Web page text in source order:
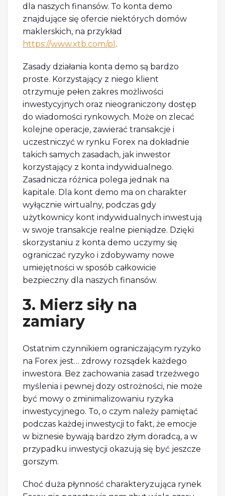
dla naszych finansów. To konta demo
znajdujące się ofercie niektórych domów
maklerskich, na przykład
https://www.xtb.com/pl .
Zasady działania konta demo są bardzo
proste. Korzystający z niego klient
otrzymuje pełen zakres możliwości
inwestycyjnych oraz nieograniczony dostęp
do wiadomości rynkowych. Może on zlecać
kolejne operacje, zawierać transakcje i
uczestniczyć w rynku Forex na dokładnie
takich samych zasadach, jak inwestor
korzystający z konta indywidualnego.
Zasadnicza różnica polega jednak na
kapitale. Dla kont demo ma on charakter
wyłącznie wirtualny, podczas gdy
użytkownicy kont indywidualnych inwestują
w swoje transakcje realne pieniądze. Dzięki
skorzystaniu z konta demo uczymy się
ograniczać ryzyko i zdobywamy nowe
umiejętności w sposób całkowicie
bezpieczny dla naszych finansów.
3. Mierz siły na
zamiary
Ostatnim czynnikiem ograniczającym ryzyko
na Forex jest… zdrowy rozsądek każdego
inwestora. Bez zachowania zasad trzeźwego
myślenia i pewnej dozy ostrożności, nie może
być mowy o zminimalizowaniu ryzyka
inwestycyjnego. To, o czym należy pamiętać
podczas każdej inwestycji to fakt, że emocje
w biznesie bywają bardzo złym doradcą, a w
przypadku inwestycji okazują się być jeszcze
gorszym.
Choć duża płynność charakteryzująca rynek